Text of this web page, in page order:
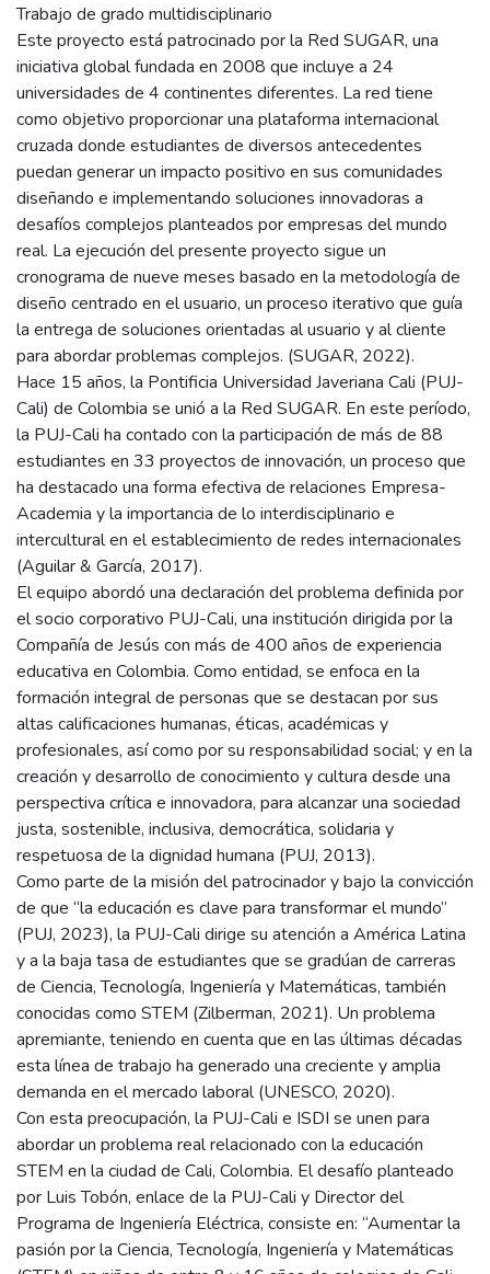
Trabajo de grado multidisciplinario
Este proyecto está patrocinado por la Red SUGAR, una
iniciativa global fundada en 2008 que incluye a 24
universidades de 4 continentes diferentes. La red tiene
como objetivo proporcionar una plataforma internacional
cruzada donde estudiantes de diversos antecedentes
puedan generar un impacto positivo en sus comunidades
diseñando e implementando soluciones innovadoras a
desafíos complejos planteados por empresas del mundo
real. La ejecución del presente proyecto sigue un
cronograma de nueve meses basado en la metodología de
diseño centrado en el usuario, un proceso iterativo que guía
la entrega de soluciones orientadas al usuario y al cliente
para abordar problemas complejos. (SUGAR, 2022).
Hace 15 años, la Pontificia Universidad Javeriana Cali (PUJ-
Cali) de Colombia se unió a la Red SUGAR. En este período,
la PUJ-Cali ha contado con la participación de más de 88
estudiantes en 33 proyectos de innovación, un proceso que
ha destacado una forma efectiva de relaciones Empresa-
Academia y la importancia de lo interdisciplinario e
intercultural en el establecimiento de redes internacionales
(Aguilar & García, 2017).
El equipo abordó una declaración del problema definida por
el socio corporativo PUJ-Cali, una institución dirigida por la
Compañía de Jesús con más de 400 años de experiencia
educativa en Colombia. Como entidad, se enfoca en la
formación integral de personas que se destacan por sus
altas calificaciones humanas, éticas, académicas y
profesionales, así como por su responsabilidad social; y en la
creación y desarrollo de conocimiento y cultura desde una
perspectiva crítica e innovadora, para alcanzar una sociedad
justa, sostenible, inclusiva, democrática, solidaria y
respetuosa de la dignidad humana (PUJ, 2013).
Como parte de la misión del patrocinador y bajo la convicción
de que “la educación es clave para transformar el mundo”
(PUJ, 2023), la PUJ-Cali dirige su atención a América Latina
y a la baja tasa de estudiantes que se gradúan de carreras
de Ciencia, Tecnología, Ingeniería y Matemáticas, también
conocidas como STEM (Zilberman, 2021). Un problema
apremiante, teniendo en cuenta que en las últimas décadas
esta línea de trabajo ha generado una creciente y amplia
demanda en el mercado laboral (UNESCO, 2020).
Con esta preocupación, la PUJ-Cali e ISDI se unen para
abordar un problema real relacionado con la educación
STEM en la ciudad de Cali, Colombia. El desafío planteado
por Luis Tobón, enlace de la PUJ-Cali y Director del
Programa de Ingeniería Eléctrica, consiste en: “Aumentar la
pasión por la Ciencia, Tecnología, Ingeniería y Matemáticas